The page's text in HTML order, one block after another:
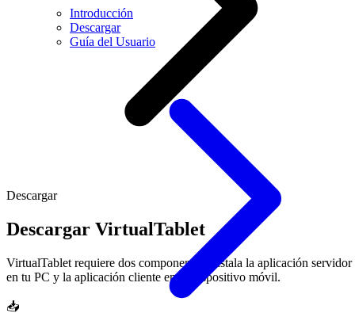
Introducción
Descargar
Guía del Usuario
Descargar
Descargar VirtualTablet
VirtualTablet requiere dos componentes: instala la aplicación servidor
en tu PC y la aplicación cliente en tu dispositivo móvil.
📥